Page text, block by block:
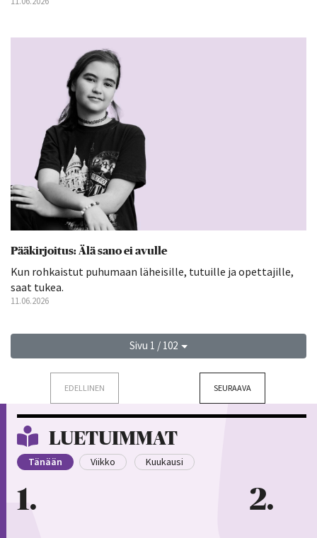
Pääkirjoitus: Älä sano ei avulle
Kun rohkaistut puhumaan läheisille, tutuille ja opettajille,
saat tukea.
11.06.2026
Sivu 1 / 102
EDELLINEN SEURAAVA
LUETUIMMAT
Tänään Viikko Kuukausi
1 2